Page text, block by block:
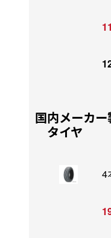
国内メーカー
タイヤ
4